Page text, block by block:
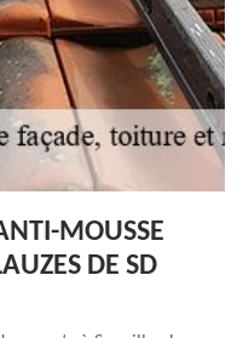
MOUSSE
DE SD